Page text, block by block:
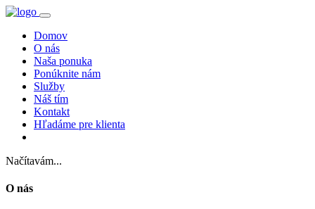
Domov
O nás
Naša ponuka
Ponúknite nám
Služby
Náš tím
Kontakt
Hľadáme pre klienta
Načítavám...
O nás